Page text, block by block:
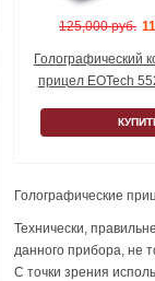
125,000 руб.
Голографический
прицел EOTech
Голографические
Технически,
данного прибора, не
C точки зрения